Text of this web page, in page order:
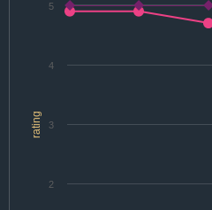
rating
2
3
4
5